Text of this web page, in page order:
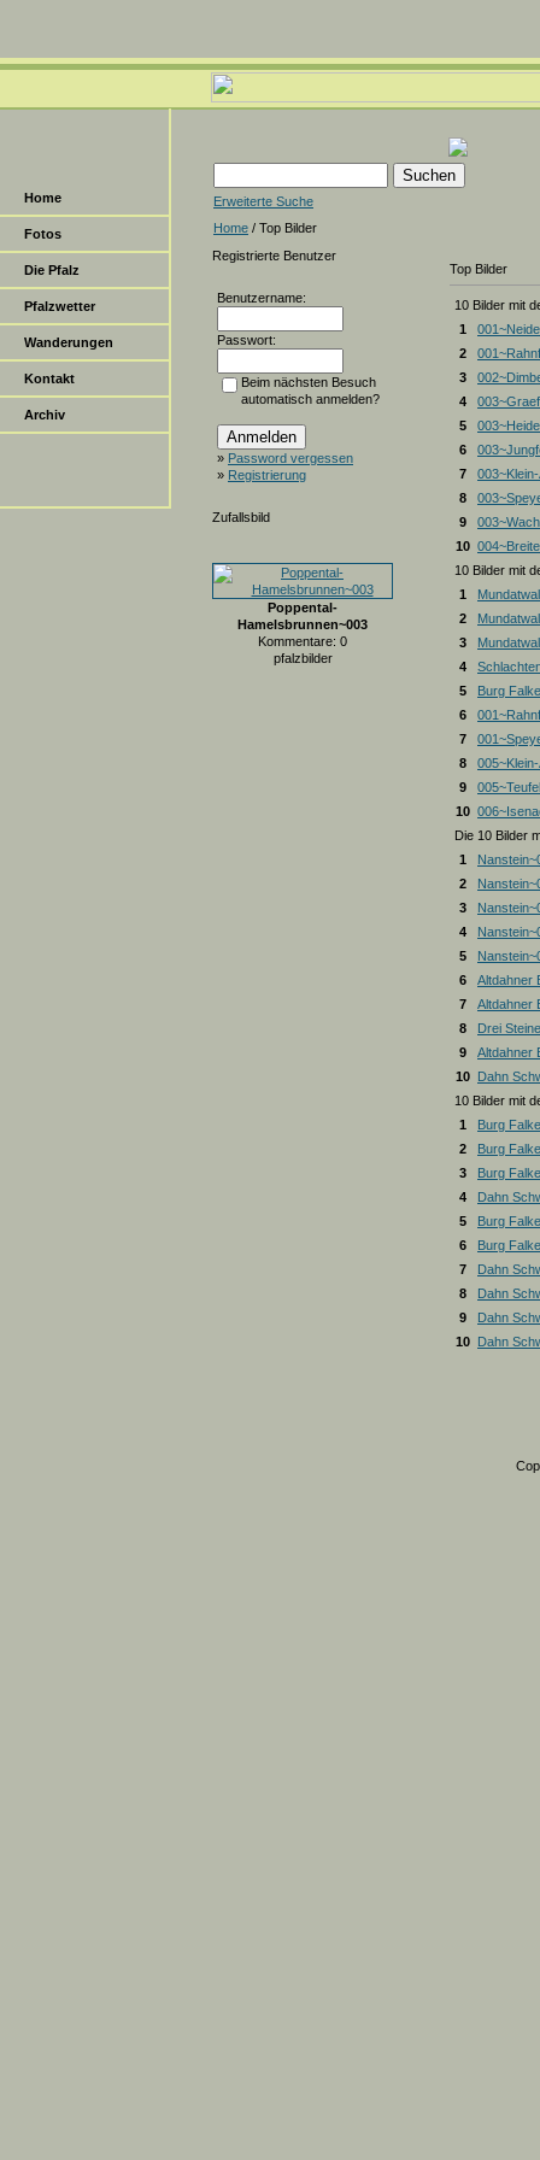
Home
Fotos
Die Pfalz
Pfalzwetter
Wanderungen
Kontakt
Archiv
Erweiterte Suche
Home / Top Bilder
Registrierte Benutzer
Benutzername:
Passwort:
Beim nächsten Besuch
automatisch anmelden?
» Password vergessen
» Registrierung
Zufallsbild
Poppental-
Hamelsbrunnen~003
Kommentare: 0
pfalzbilder
Top Bilder
10 Bilder mit
1
2
3
4
5
6
7
8
9
10
10 Bilder mit
1
2
3
4
5
Burg
6
7
8
9
10
Die 10 Bilder
1
2
3
4
5
6
Altdahner
7
Altdahner
8
Drei
9
Altdahner
10
Dahn
10 Bilder mit
1
Burg
2
Burg
3
Burg
4
Dahn
5
Burg
6
Burg
7
Dahn
8
Dahn
9
Dahn
10
Dahn